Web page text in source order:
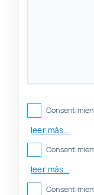
leer más...
leer más...